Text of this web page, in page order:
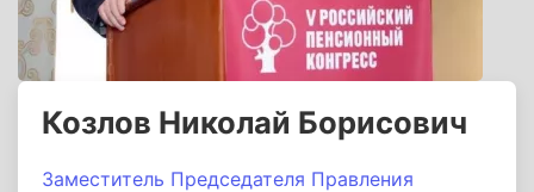
Козлов Николай Борисович
Заместитель Председателя Правления